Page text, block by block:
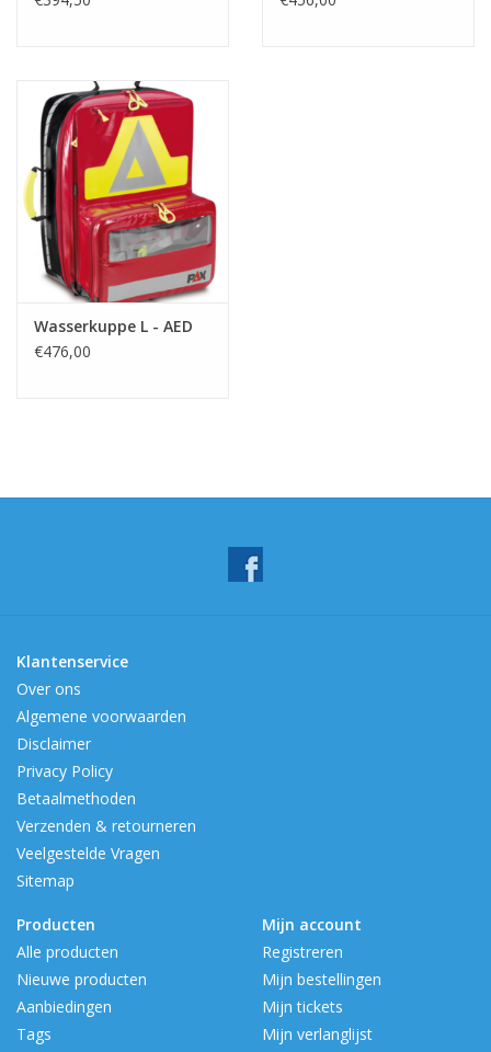
Wasserkuppe L - AED
€476,00
Klantenservice
Over ons
Algemene voorwaarden
Disclaimer
Privacy Policy
Betaalmethoden
Verzenden & retourneren
Veelgestelde Vragen
Sitemap
Producten
Alle producten
Nieuwe producten
Aanbiedingen
Tags
Mijn account
Registreren
Mijn bestellingen
Mijn tickets
Mijn verlanglijst